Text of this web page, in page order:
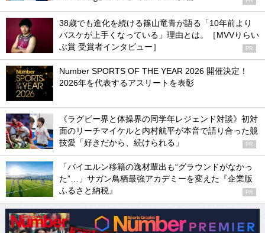
38歳でも進化を続ける篠山竜青が語る「10年前より
バスケが上手くなっている」理由とは。［MVVりらい
ぶ賞 受賞者インタビュー］
PR
Number SPORTS OF THE YEAR 2026 開催決定！
2026年を代表するアスリートを表彰
《ラグビー界と体操界の同学年レジェンド対談》初対
面のリーチマイケルと内村航平が本音で語り合った競
技愛「好きだから、続けられる」
PR
「バイエルン移籍の逸材輩出も“グラウンドがなかっ
た”…」サガン鳥栖最強アカデミーを変えた『企業版
ふるさと納税』
PR